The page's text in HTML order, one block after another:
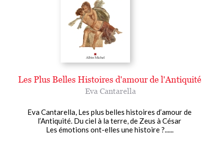
Les Plus Belles Histoires d'amour de l'Antiquité
Eva Cantarella
Eva Cantarella, Les plus belles histoires d’amour de
l’Antiquité. Du ciel à la terre, de Zeus à César
Les émotions ont-elles une histoire ?......